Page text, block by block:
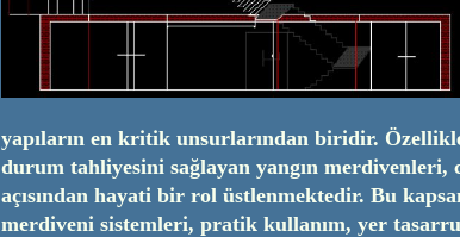
yapıların en kritik unsurlarından biridir.
durum tahliyesini sağlayan yangın merdivenleri,
açısından hayati bir rol üstlenmektedir. Bu
merdiveni sistemleri, pratik kullanım, yer